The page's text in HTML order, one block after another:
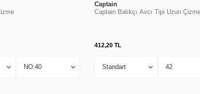
Captain
Captain Balıkçı Avcı Tipi Uzun
412,20TL